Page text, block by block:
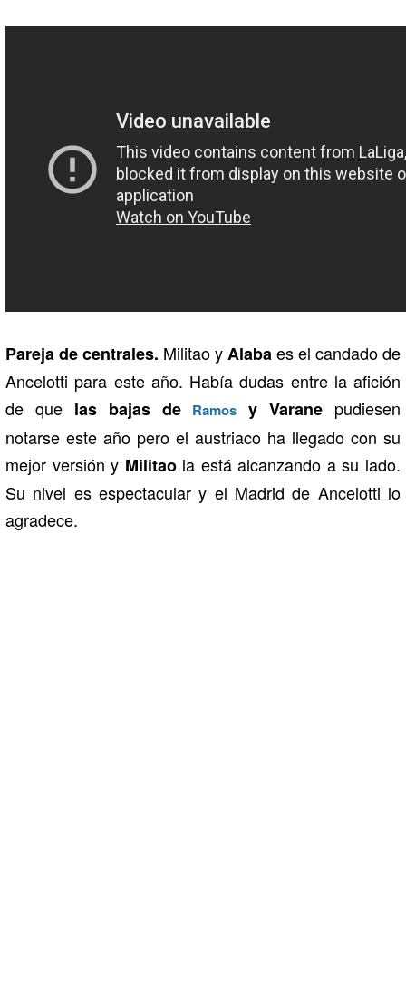
Pareja de centrales. Militao yAlabaes el candado de
Ancelotti para este año. Había dudas entre la afición
de que las bajas de Ramos y Varane pudiesen
notarse este año pero el austriaco ha llegado con su
mejor versión y Militaola está alcanzando a su lado.
Su nivel es espectacular y el Madrid de Ancelotti lo
agradece.